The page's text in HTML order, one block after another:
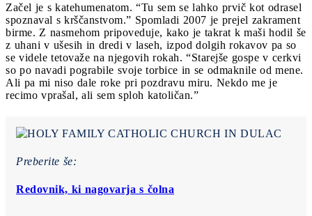
Začel je s katehumenatom. “Tu sem se lahko prvič kot odrasel
spoznaval s krščanstvom.” Spomladi 2007 je prejel zakrament
birme. Z nasmehom pripoveduje, kako je takrat k maši hodil še
z uhani v ušesih in dredi v laseh, izpod dolgih rokavov pa so
se videle tetovaže na njegovih rokah. “Starejše gospe v cerkvi
so po navadi pograbile svoje torbice in se odmaknile od mene.
Ali pa mi niso dale roke pri pozdravu miru. Nekdo me je
recimo vprašal, ali sem sploh katoličan.”
Preberite še:
Redovnik, ki nagovarja s čolna